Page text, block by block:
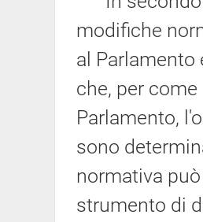
modifiche
al Parlamento
che, per
Parlamento,
sono
normativa
strumento di